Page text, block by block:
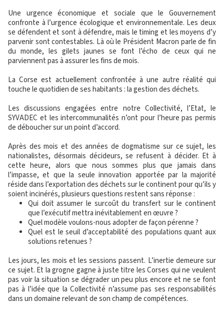
Une urgence économique et sociale que le Gouvernement
confronte à l’urgence écologique et environnementale. Les deux
se défendent et sont à défendre, mais le timing et les moyens d’y
parvenir sont contestables. Là où le Président Macron parle de fin
du monde, les gilets jaunes se font l’écho de ceux qui ne
parviennent pas à assurer les fins de mois.
La Corse est actuellement confrontée à une autre réalité qui
touche le quotidien de ses habitants : la gestion des déchets.
Les discussions engagées entre notre Collectivité, l’Etat, le
SYVADEC et les intercommunalités n’ont pour l’heure pas permis
de déboucher sur un point d’accord.
Après des mois et des années de dogmatisme sur ce sujet, les
nationalistes, désormais décideurs, se refusent à décider. Et à
cette heure, alors que nous sommes plus que jamais dans
l’impasse, et que la seule innovation apportée par la majorité
réside dans l’exportation des déchets sur le continent pour qu’ils y
soient incinérés, plusieurs questions restent sans réponse :
Qui doit assumer le surcoût du transfert sur le continent
que l’exécutif mettra inévitablement en œuvre ?
Quel modèle voulons-nous adopter de façon pérenne ?
Quel est le seuil d’acceptabilité des populations quant aux
solutions retenues ?
Les jours, les mois et les sessions passent. L’inertie demeure sur
ce sujet. Et la grogne gagne à juste titre les Corses qui ne veulent
pas voir la situation se dégrader un peu plus encore et ne se font
pas à l’idée que la Collectivité n’assume pas ses responsabilités
dans un domaine relevant de son champ de compétences.